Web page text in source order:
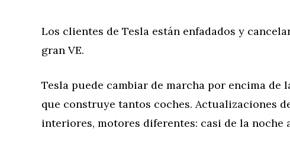
Los clientes de Tesla están enfadados y
gran VE.
Tesla puede cambiar de marcha por encima de
que construye tantos coches. Actualizaciones
interiores, motores diferentes: casi de la noche